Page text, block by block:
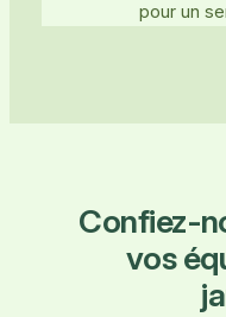
pour un
Confiez-
vos